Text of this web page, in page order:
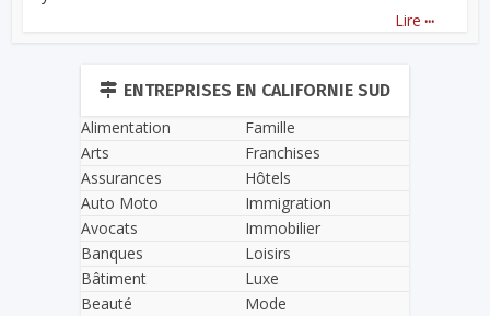
Lire ...
ENTREPRISES EN CALIFORNIE SUD
Alimentation
Arts
Assurances
Auto Moto
Avocats
Banques
Bâtiment
Beauté
Famille
Franchises
Hôtels
Immigration
Immobilier
Loisirs
Luxe
Mode